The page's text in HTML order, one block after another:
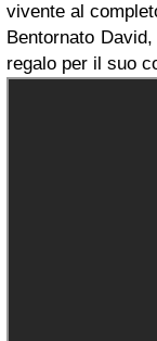
vivente al
Bentornato
regalo per il suo